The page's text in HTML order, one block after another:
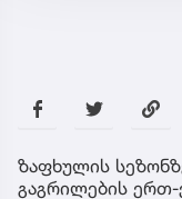
ზაფხულის
გაგრილების